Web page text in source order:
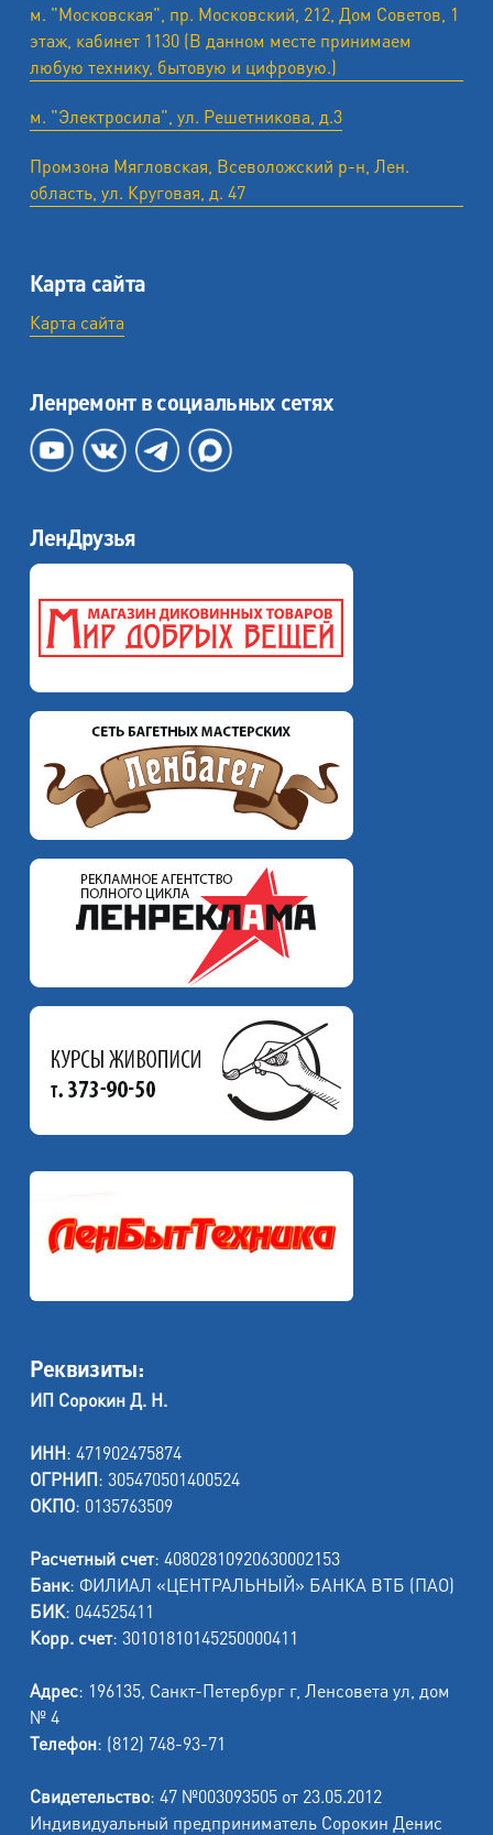
м. "Московская", пр. Московский, 212, Дом Советов, 1
этаж, кабинет 1130 (В данном месте принимаем
любую технику, бытовую и цифровую.)
м. "Электросила", ул. Решетникова, д.3
Промзона Мягловская, Всеволожский р-н, Лен.
область, ул. ​Круговая, д. 47
Карта сайта
Карта сайта
Ленремонт в социальных сетях
ЛенДрузья
Реквизиты:
ИП Сорокин Д. Н.
ИНН: 471902475874
ОГРНИП: 305470501400524
ОКПО: 0135763509
Расчетный счет: 40802810920630002153
Банк: ФИЛИАЛ «ЦЕНТРАЛЬНЫЙ» БАНКА ВТБ (ПАО)
БИК: 044525411
Корр. счет: 30101810145250000411
Адрес: 196135, Санкт-Петербург г, Ленсовета ул, дом
№ 4
Телефон: (812) 748-93-71
Свидетельство: 47 №003093505 от 23.05.2012
Индивидуальный предприниматель Сорокин Денис